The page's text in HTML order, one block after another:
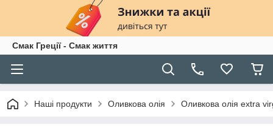
Смак Греції - Смак життя
Наші продукти Оливкова олія Оливкова олія extra